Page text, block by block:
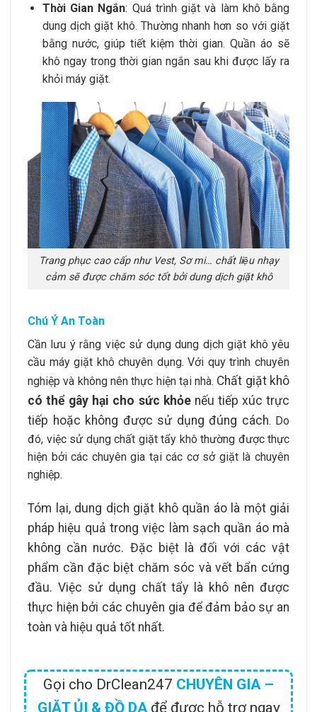
Thời Gian Ngắn: Quá trình giặt và làm khô bằng
dung dịch giặt khô. Thường nhanh hơn so với giặt
bằng nước, giúp tiết kiệm thời gian. Quần áo sẽ
khô ngay trong thời gian ngắn sau khi được lấy ra
khỏi máy giặt.
Trang phục cao cấp như Vest, Sơ mi… chất liệu nhạy
cảm sẽ được chăm sóc tốt bởi dung dịch giặt khô
Chú Ý An Toàn
Cần lưu ý rằng việc sử dụng dung dịch giặt khô yêu
cầu máy giặt khô chuyên dụng. Với quy trình chuyên
nghiệp và không nên thực hiện tại nhà. Chất giặt khô
có thể gây hại cho sức khỏenếu tiếp xúc trực
tiếp hoặc không được sử dụng đúng cách. Do
đó, việc sử dụng chất giặt tẩy khô thường được thực
hiện bởi các chuyên gia tại các cơ sở giặt là chuyên
nghiệp.
Tóm lại, dung dịch giặt khô quần áo là một giải
pháp hiệu quả trong việc làm sạch quần áo mà
không cần nước. Đặc biệt là đối với các vật
phẩm cần đặc biệt chăm sóc và vết bẩn cứng
đầu. Việc sử dụng chất tẩy là khô nên được
thực hiện bởi các chuyên gia để đảm bảo sự an
toàn và hiệu quả tốt nhất.
Gọi cho DrClean247 CHUYÊN GIA –
GIẶT ỦI & ĐỒ DAđể được hỗ trợ ngay